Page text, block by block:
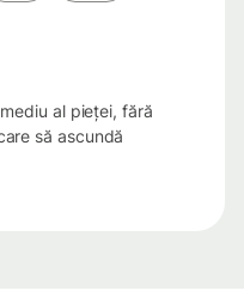
al pieței, fără
să ascundă